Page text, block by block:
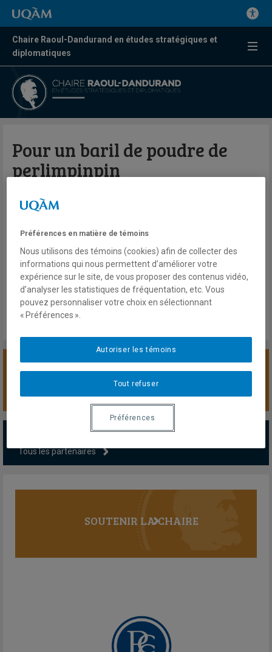
Chaire Raoul-Dandurand en études stratégiques et
diplomatiques
Pour un baril de poudre de
perlimpinpin
14 mars 2026
En savoir plus
SOUTENIR LA CHAIRE
PARTENAIRES MAJEURS
Tous les partenaires
SOUTENIR LA CHAIRE
Préférences en matière de témoins
Nous utilisons des témoins (cookies) afin de collecter des
informations qui nous permettent d’améliorer votre
expérience sur le site, de vous proposer des contenus vidéo,
d’analyser les statistiques de fréquentation, etc. Vous
pouvez personnaliser votre choix en sélectionnant
« Préférences ».
Tout refuser
Autoriser les témoins
Préférences